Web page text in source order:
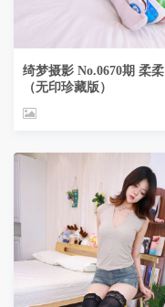
绮梦摄影 No.0670期 柔柔
（无印珍藏版）